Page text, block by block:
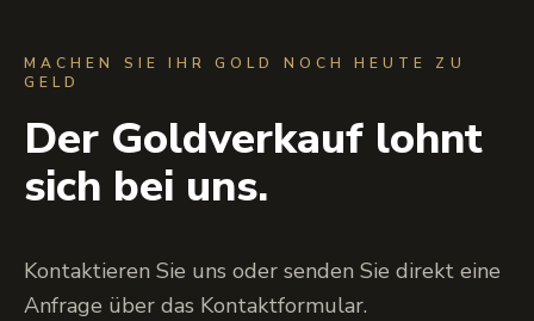
MACHEN SIE IHR GOLD NOCH HEUTE ZU
GELD
Der Goldverkauf lohnt
sich bei uns.
Kontaktieren Sie uns oder senden Sie direkt eine
Anfrage über das Kontaktformular.